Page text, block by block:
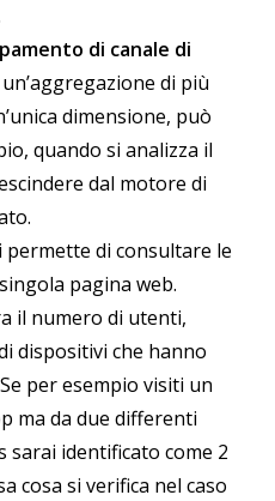
di canale di
di più
dimensione, può
quando si analizza il
dal motore di
permette di consultare le
pagina web.
il numero di utenti,
dispositivi che hanno
per esempio visiti un
ma da due differenti
sarai identificato come 2
cosa si verifica nel caso